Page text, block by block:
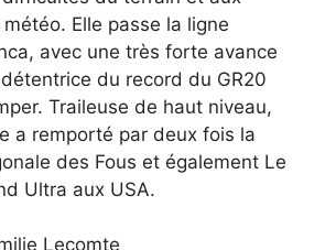
Elle passe la ligne
avec une très forte avance
détentrice du record du GR20
Traileuse de haut niveau,
a remporté par deux fois la
des Fous et également Le
Ultra aux USA.
Lecomte